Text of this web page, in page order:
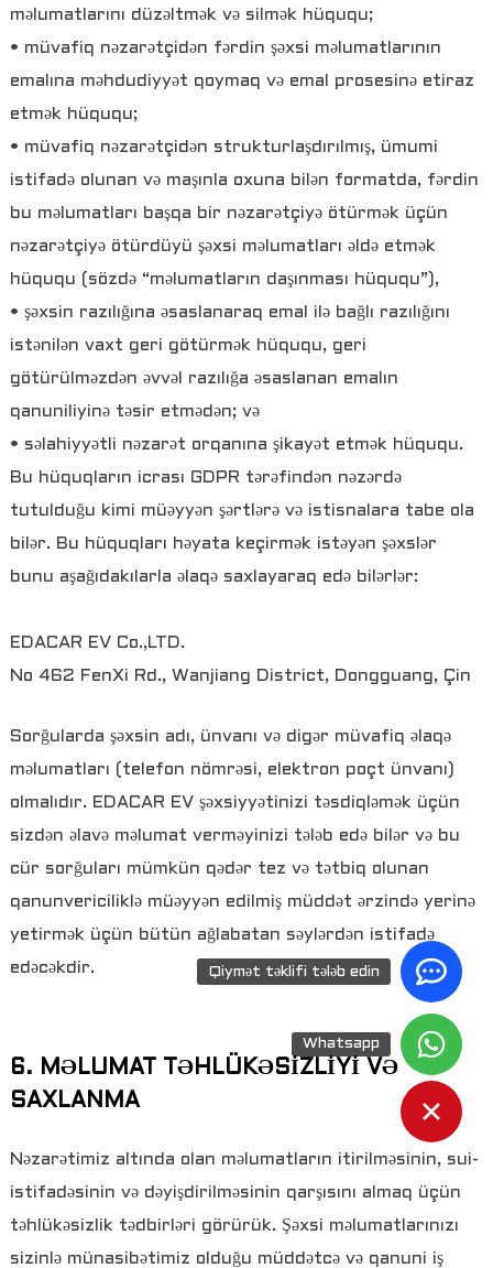
Qiymət təklifi tələb edin
Whatsapp
məlumatlarını düzəltmək və silmək hüququ;
• müvafiq nəzarətçidən fərdin şəxsi məlumatlarının
emalına məhdudiyyət qoymaq və emal prosesinə etiraz
etmək hüququ;
• müvafiq nəzarətçidən strukturlaşdırılmış, ümumi
istifadə olunan və maşınla oxuna bilən formatda, fərdin
bu məlumatları başqa bir nəzarətçiyə ötürmək üçün
nəzarətçiyə ötürdüyü şəxsi məlumatları əldə etmək
hüququ (sözdə “məlumatların daşınması hüququ”),
• şəxsin razılığına əsaslanaraq emal ilə bağlı razılığını
istənilən vaxt geri götürmək hüququ, geri
götürülməzdən əvvəl razılığa əsaslanan emalın
qanuniliyinə təsir etmədən; və
• səlahiyyətli nəzarət orqanına şikayət etmək hüququ.
Bu hüquqların icrası GDPR tərəfindən nəzərdə
tutulduğu kimi müəyyən şərtlərə və istisnalara tabe ola
bilər. Bu hüquqları həyata keçirmək istəyən şəxslər
bunu aşağıdakılarla əlaqə saxlayaraq edə bilərlər:
EDACAR EV Co.,LTD.
No 462 FenXi Rd., Wanjiang District, Dongguang, Çin
Sorğularda şəxsin adı, ünvanı və digər müvafiq əlaqə
məlumatları (telefon nömrəsi, elektron poçt ünvanı)
olmalıdır. EDACAR EV şəxsiyyətinizi təsdiqləmək üçün
sizdən əlavə məlumat verməyinizi tələb edə bilər və bu
cür sorğuları mümkün qədər tez və tətbiq olunan
qanunvericiliklə müəyyən edilmiş müddət ərzində yerinə
yetirmək üçün bütün ağlabatan səylərdən istifadə
edəcəkdir.
6. MƏLUMAT TƏHLÜKƏSİZLİYİ VƏ
SAXLANMA
Nəzarətimiz altında olan məlumatların itirilməsinin, sui-
istifadəsinin və dəyişdirilməsinin qarşısını almaq üçün
təhlükəsizlik tədbirləri görürük. Şəxsi məlumatlarınızı
sizinlə münasibətimiz olduğu müddətcə və qanuni iş